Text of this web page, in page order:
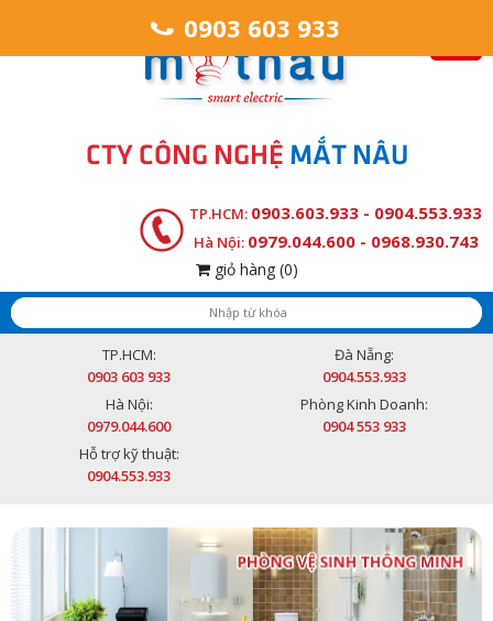
CTY CÔNG NGHỆ MẮT NÂU
TP.HCM: 0903.603.933 - 0904.553.933
Hà Nội: 0979.044.600 - 0968.930.743
giỏ hàng (0)
TP.HCM:
0903 603 933
Đà Nẵng:
0904.553.933
Hà Nội:
0979.044.600
Phòng Kinh Doanh:
0904 553 933
Hỗ trợ kỹ thuật:
0904.553.933
0903 603 933